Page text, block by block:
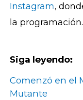
Instagram,
la programación.
Siga leyendo:
Comenzó en el
Mutante